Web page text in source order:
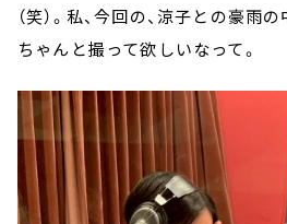
（笑）。私、今回の、涼子との豪雨
ちゃんと撮って欲しいなって。